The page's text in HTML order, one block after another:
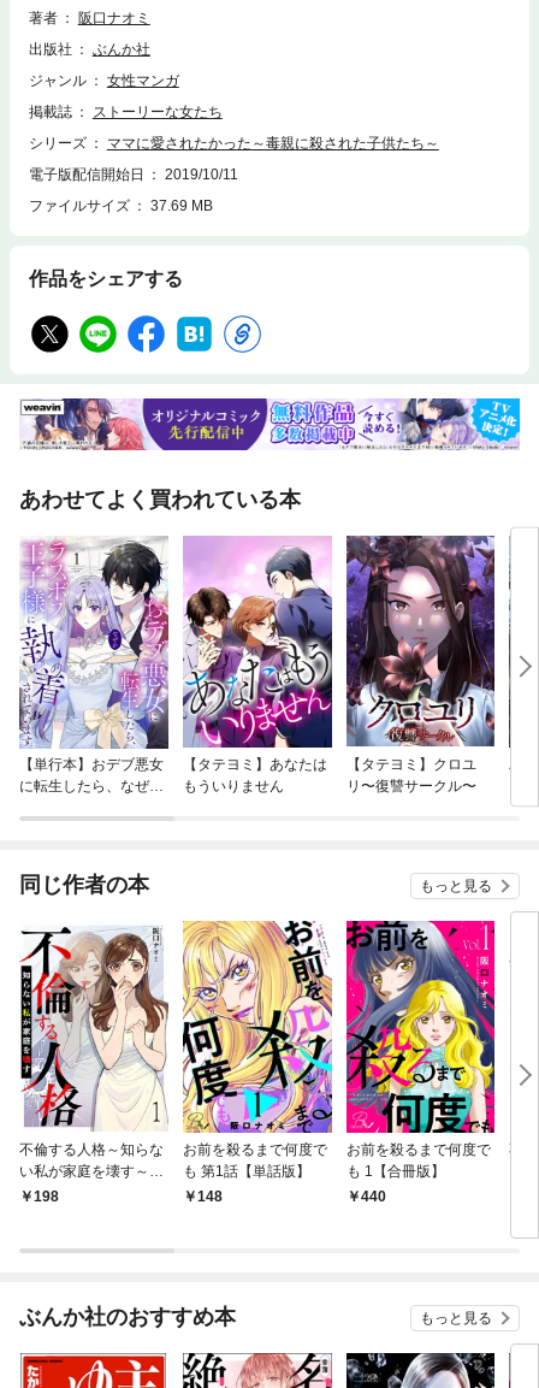
かぬ思い～』※この作品に収録されている『ママに愛されたかった』は、
題した作品です。重複購入にご注意下さい。
著者
阪口ナオミ
出版社
ぶんか社
ジャンル
女性マンガ
掲載誌
ストーリーな女たち
シリーズ
ママに愛されたかった～毒親に殺された子供たち～
電子版配信開始日
2019/10/11
ファイルサイズ
37.69 MB
作品をシェアする
あわせてよく買われている本
【単行本】おデブ悪女
に転生したら、なぜか
【タテヨミ】あなたは
もういりません
【タテヨミ】クロユ
リ〜復讐サークル〜
バ
今
同じ作者の本 もっと見る
不倫する人格～知らな
い私が家庭を壊す～
【短編】1
198
お前を殺るまで何度で
も 第1話【単話版】
148
お前を殺るまで何度で
も 1【合冊版】
440
不
ぶんか社のおすすめ本 もっと見る